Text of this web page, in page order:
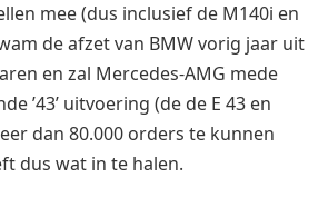
mee (dus inclusief de M140i en
de afzet van BMW vorig jaar uit
en zal Mercedes-AMG mede
’43’ uitvoering (de de E 43 en
dan 80.000 orders te kunnen
dus wat in te halen.